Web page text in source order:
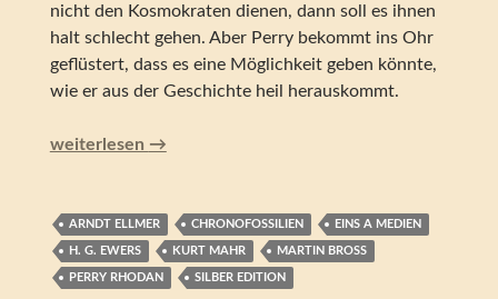
nicht den Kosmokraten dienen, dann soll es ihnen
halt schlecht gehen. Aber Perry bekommt ins Ohr
geflüstert, dass es eine Möglichkeit geben könnte,
wie er aus der Geschichte heil herauskommt.
Perry Rhodan – Kodexfieber (Silber Edition 154)
weiterlesen →
ARNDT ELLMER CHRONOFOSSILIEN EINS A MEDIEN
H. G. EWERS KURT MAHR MARTIN BROSS
PERRY RHODAN SILBER EDITION